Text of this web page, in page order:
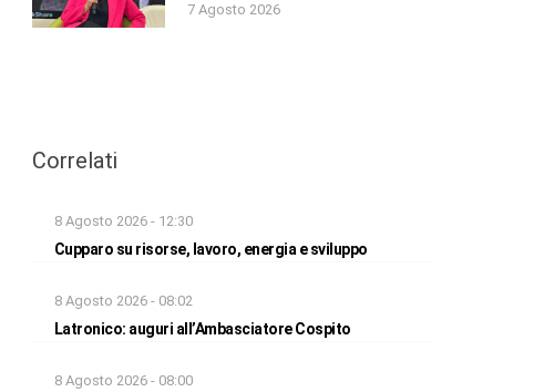
7 Agosto 2026
Correlati
8 Agosto 2026 - 12:30
Cupparo su risorse, lavoro, energia e sviluppo
8 Agosto 2026 - 08:02
Latronico: auguri all’Ambasciatore Cospito
8 Agosto 2026 - 08:00